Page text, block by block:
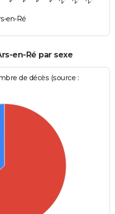
en-Ré
en-Ré par sexe
de décès (source :